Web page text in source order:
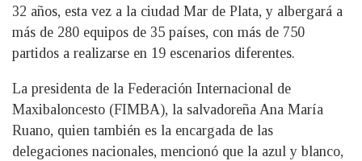
32 años, esta vez a la ciudad Mar de Plata, y albergará a
más de 280 equipos de 35 países, con más de 750
partidos a realizarse en 19 escenarios diferentes.
La presidenta de la Federación Internacional de
Maxibaloncesto (FIMBA), la salvadoreña Ana María
Ruano, quien también es la encargada de las
delegaciones nacionales, mencionó que la azul y blanco,